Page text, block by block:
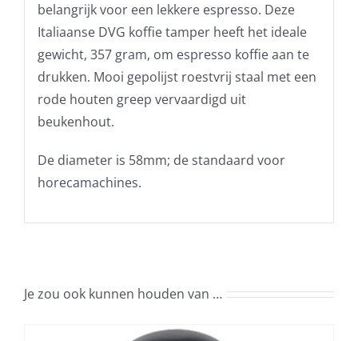
belangrijk voor een lekkere espresso. Deze
Italiaanse DVG koffie tamper heeft het ideale
gewicht, 357 gram, om espresso koffie aan te
drukken. Mooi gepolijst roestvrij staal met een
rode houten greep vervaardigd uit
beukenhout.
De diameter is 58mm; de standaard voor
horecamachines.
Je zou ook kunnen houden van …